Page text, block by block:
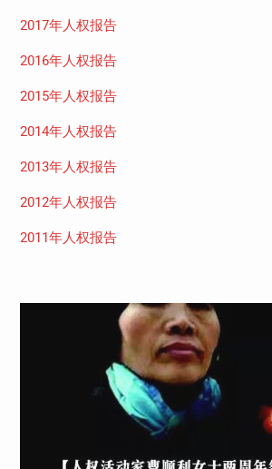
2017年人权报告
2016年人权报告
2015年人权报告
2014年人权报告
2013年人权报告
2012年人权报告
2011年人权报告